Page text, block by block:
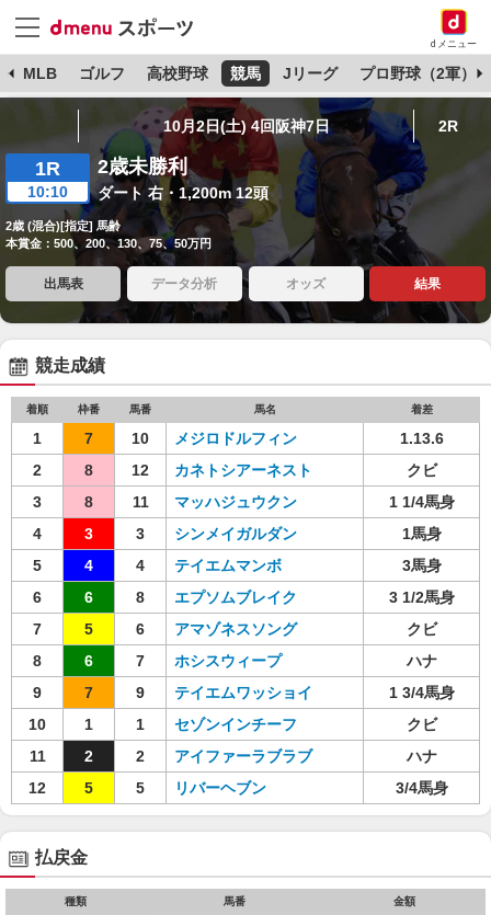
dメニュー
MLB ゴルフ 高校野球 競馬 Jリーグ プロ野球（2軍）
10月2日(土) 4回阪神7日 2R
1R
10:10
2歳未勝利
ダート 右・1,200m 12頭
2歳 (混合)[指定] 馬齢
本賞金：500、200、130、75、50万円
出馬表 データ分析 オッズ 結果
競走成績
着順 枠番 馬番 馬名 着差
1 7 10 メジロドルフィン
1.13.6
2
8 12 カネトシアーネスト
クビ
3
8 11 マッハジュウクン
1 1/4馬身
4
3 3 シンメイガルダン
1馬身
5
4 4 テイエムマンボ
3馬身
6
6 8 エプソムブレイク
3 1/2馬身
7
5 6 アマゾネスソング
クビ
8
6 7 ホシスウィープ
ハナ
9
7 9 テイエムワッショイ
1 3/4馬身
10
1 1 セゾンインチーフ
クビ
11
2 2 アイファーラブラブ
ハナ
12
5 5 リバーヘブン 3/4馬身
払戻金
種類 馬番 金額